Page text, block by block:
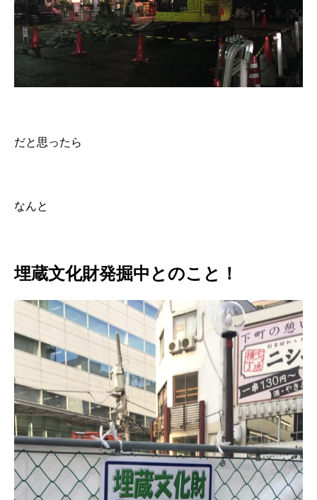
だと思ったら
なんと
埋蔵文化財発掘中とのこと！